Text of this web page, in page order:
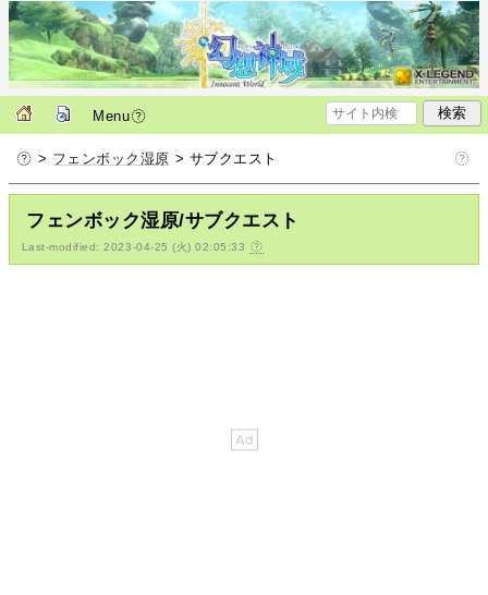
Menu
> フェンボック湿原 > サブクエスト
フェンボック湿原/サブクエスト
Last-modified: 2023-04-25 (火) 02:05:33